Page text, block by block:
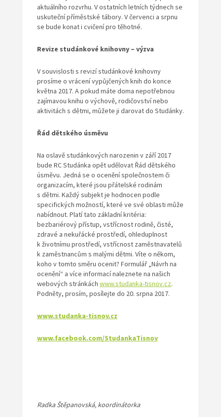
aktuálního rozvrhu. V ostatních letních týdnech se
uskuteční příměstské tábory. V červenci a srpnu
se bude konat i cvičení pro těhotné.
Revize studánkové knihovny – výzva
V souvislosti s revizí studánkové knihovny
prosíme o vrácení vypůjčených knih do konce
května 2017. A pokud máte doma nepotřebnou
zajímavou knihu o výchově, rodičovství nebo
aktivitách s dětmi, můžete ji darovat do Studánky.
Řád dětského úsměvu
Na oslavě studánkových narozenin v září 2017
bude RC Studánka opět udělovat Řád dětského
úsměvu. Jedná se o ocenění společnostem či
organizacím, které jsou přátelské rodinám
s dětmi. Každý subjekt je hodnocen podle
specifických možností, které ve své oblasti může
nabídnout. Platí tato základní kritéria:
bezbariérový přístup, vstřícnost rodině, čisté,
zdravé a nekuřácké prostředí, ohleduplnost
k životnímu prostředí, vstřícnost zaměstnavatelů
k zaměstnancům s malými dětmi. Víte o někom,
koho v tomto směru ocenit? Formulář „Návrh na
ocenění“ a více informací naleznete na našich
webových stránkách www.studanka-tisnov.cz.
Podněty, prosím, posílejte do 20. srpna 2017.
www.studanka-tisnov.cz
www.facebook.com/StudankaTisnov
Radka Štěpanovská, koordinátorka